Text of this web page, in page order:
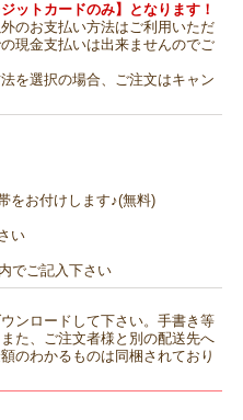
ットカードのみ】となります！
のお支払い方法はご利用いただ
現金支払いは出来ませんのでご
を選択の場合、ご注文はキャン
をお付けします♪(無料)
い
でご記入下さい
ンロードして下さい。手書き等
た、ご注文者様と別の配送先へ
のわかるものは同梱されており